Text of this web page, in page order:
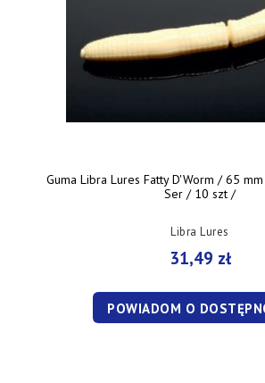
Guma Libra Lures Fatty D'Worm / 65
Ser / 10 szt /
Libra Lures
31,49 zł
POWIADOM O